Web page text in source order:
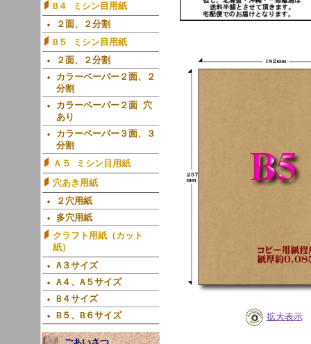
B４ ミシン目用紙
２面、２分割
B５ ミシン目用紙
２面、２分割
カラーペーパー２面、２
分割
カラーペーパー２面 穴
あり
カラーペーパー３面、３
分割
Ａ５ ミシン目用紙
穴あき用紙
２穴用紙
多穴用紙
クラフト用紙（カット
紙）
A３サイズ
A４、A５サイズ
B４サイズ
B５、B６サイズ
拡大表示